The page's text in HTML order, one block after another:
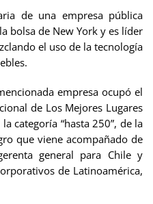
de una empresa pública
bolsa de New York y es líder
el uso de la tecnología
empresa ocupó el
de Los Mejores Lugares
categoría “hasta 250”, de la
que viene acompañado de
general para Chile y
de Latinoamérica,